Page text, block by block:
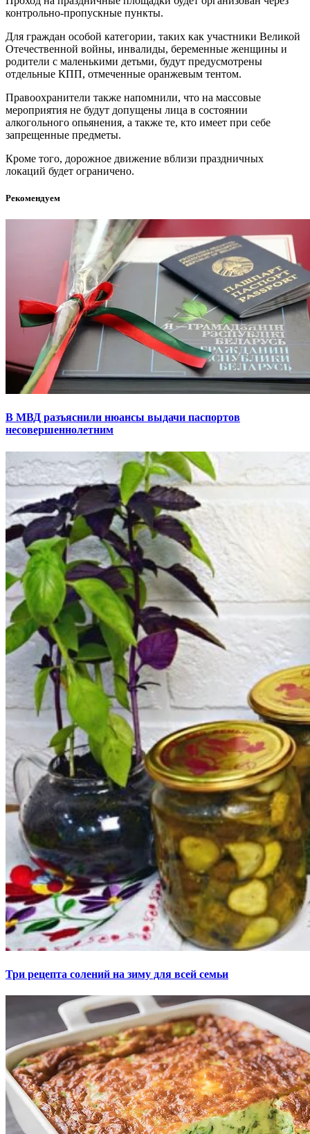
контрольно-пропускные пункты.
Для граждан особой категории, таких как участники Великой
Отечественной войны, инвалиды, беременные женщины и
родители с маленькими детьми, будут предусмотрены
отдельные КПП, отмеченные оранжевым тентом.
Правоохранители также напомнили, что на массовые
мероприятия не будут допущены лица в состоянии
алкогольного опьянения, а также те, кто имеет при себе
запрещенные предметы.
Кроме того, дорожное движение вблизи праздничных
локаций будет ограничено.
Рекомендуем
В МВД разъяснили нюансы выдачи паспортов
несовершеннолетним
Три рецепта солений на зиму для всей семьи